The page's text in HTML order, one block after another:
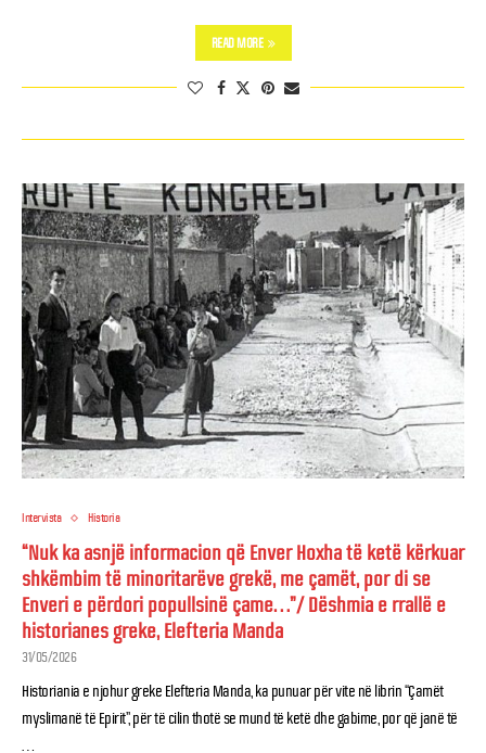
READ MORE
Intervista Historia
“Nuk ka asnjë informacion që Enver Hoxha të ketë kërkuar
shkëmbim të minoritarëve grekë, me çamët, por di se
Enveri e përdori popullsinë çame…”/ Dëshmia e rrallë e
historianes greke, Elefteria Manda
31/05/2026
Historiania e njohur greke Elefteria Manda, ka punuar për vite në librin “Çamët
myslimanë të Epirit”, për të cilin thotë se mund të ketë dhe gabime, por që janë të
…